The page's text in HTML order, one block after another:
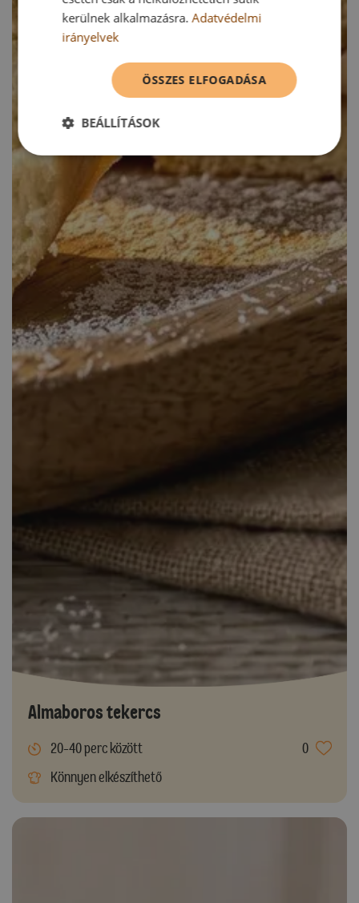
Almaboros tekercs
20-40 perc között
0
Könnyen elkészíthető
kerülnek alkalmazásra.Adatvédelmi
irányelvek
ÖSSZES ELFOGADÁSA
BEÁLLÍTÁSOK